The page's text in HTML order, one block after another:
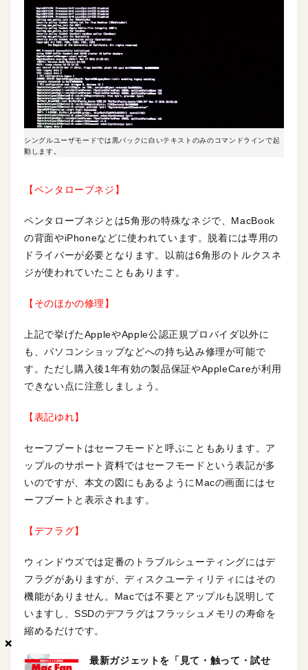
×
×
×
シングルユーザモードでは黒バックに白いテキストのみのコマンドラインで起
動します。
【ペンタローブネジ】
ペンタローブネジとは5角形の特殊なネジで、MacBook
の背面やiPhoneなどに使われています。脱着には専用の
ドライバーが必要となります。以前は6角形のトルクスネ
ジが使われていたこともあります。
【そのほかの修理】
上記で挙げたAppleやApple公認正規プロバイダ以外に
も、パソコンショップなどへの持ち込み修理が可能で
す。ただし購入後1年有効の製品保証やAppleCareが利用
できない点に注意しましょう。
【表記ゆれ】
セーフブートはセーフモードと呼ぶこともあります。ア
ップルのサポート資料ではセーフモードという表記が多
いのですが、本文の図にもあるようにMacの画面にはセ
ーフブートと表示されます。
【デフラグ】
ウィンドウズでは定番のトラブルシューティングにはデ
フラグがありますが、ディスクユーティリティにはその
機能がありません。Macでは不要とアップルも説明して
いますし、SSDのデフラグはフラッシュメモリの寿命を
縮めるだけです。
最新ガジェットを「見て・触って・試せ